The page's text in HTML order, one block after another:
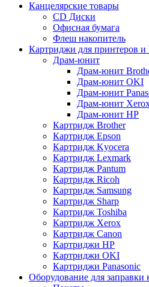
Канцелярские товары
CD Диски
Офисная бумага
Флеш накопитель
Картриджи для принтеров
Драм-юнит
Драм-юнит
Драм-юнит OKI
Драм-юнит
Драм-юнит
Драм-юнит НР
Картридж Brother
Картридж Epson
Картридж Kyocera
Картридж Lexmark
Картридж Pantum
Картридж Ricoh
Картридж Samsung
Картридж Sharp
Картридж Toshiba
Картридж Xerox
Картридж Сanon
Картриджи HP
Картриджи OKI
Картриджи Panasonic
Оборудование для заправки